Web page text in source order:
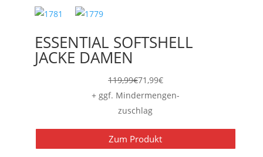
ESSENTIAL SOFTSHELL
JACKE DAMEN
119,99€71,99€
+ ggf. Mindermengen-
zuschlag
Zum Produkt